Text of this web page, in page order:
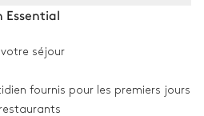
Sonos
Parasol
Essential
séjour
fournis pour les premiers jours